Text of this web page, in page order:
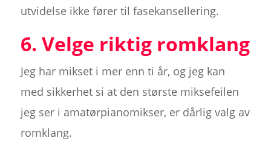
utvidelse ikke fører til fasekansellering.
6. Velge riktig romklang
Jeg har mikset i mer enn ti år, og jeg kan
med sikkerhet si at den største miksefeilen
jeg ser i amatørpianomikser, er dårlig valg av
romklang.